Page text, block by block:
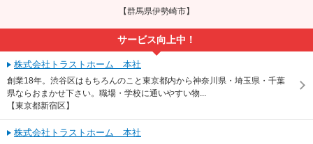
【群馬県伊勢崎市】
サービス向上中！
株式会社トラストホーム 本社
創業18年。渋谷区はもちろんのこと東京都内から神奈川県・埼玉県・千葉
県ならおまかせ下さい。職場・学校に通いやすい物...
【東京都新宿区】
株式会社トラストホーム 本社